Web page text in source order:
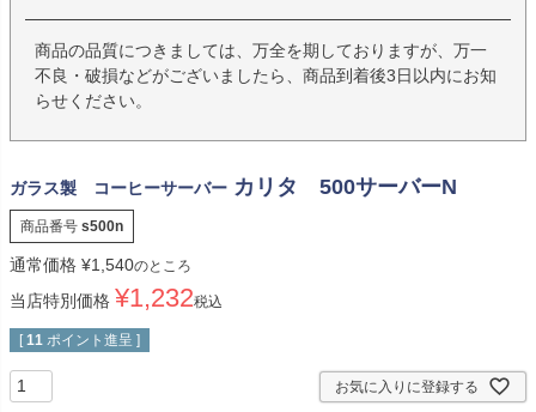
商品の品質につきましては、万全を期しておりますが、万一
不良・破損などがございましたら、商品到着後3日以内にお知
らせください。
ガラス製 コーヒーサーバー カリタ 500サーバーN
商品番号 s500n
通常価格 ¥1,540のところ
当店特別価格 ¥1,232税込
[ 11 ポイント進呈 ]
お気に入りに登録する